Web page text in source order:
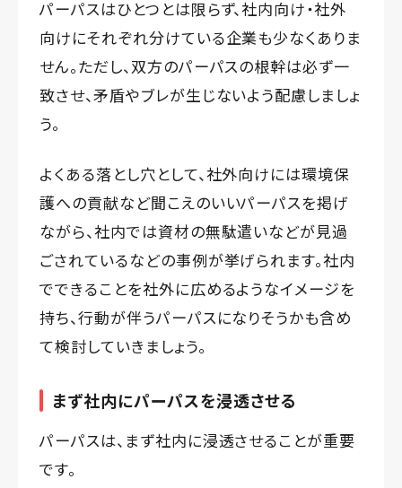
パーパスはひとつとは限らず、社内向け・社外
向けにそれぞれ分けている企業も少なくありま
せん。ただし、双方のパーパスの根幹は必ず一
致させ、矛盾やブレが生じないよう配慮しましょ
う。
よくある落とし穴として、社外向けには環境保
護への貢献など聞こえのいいパーパスを掲げ
ながら、社内では資材の無駄遣いなどが見過
ごされているなどの事例が挙げられます。社内
でできることを社外に広めるようなイメージを
持ち、行動が伴うパーパスになりそうかも含め
て検討していきましょう。
まず社内にパーパスを浸透させる
パーパスは、まず社内に浸透させることが重要
です。